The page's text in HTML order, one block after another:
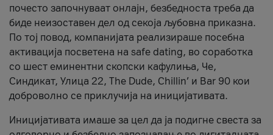
почесто започнуваат онлајн, безбедноста треба да
биде неизоставен дел од секоја љубовна приказна.
По тој повод, компанијата реализираше посебна
активација посветена на safe dating, во соработка
со шест еминентни скопски кафулиња, Че,
Синдикат, Улица 22, The Dude, Chillin’ и Bar 90 кои
доброволно се приклучија на иницијативата.
Иницијативата имаше за цел да ја подигне свеста за